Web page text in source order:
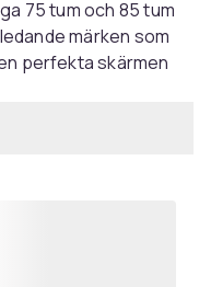
75 tum och 85 tum
märken som
perfekta skärmen